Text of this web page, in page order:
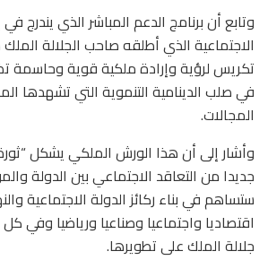
وتابع أن برنامج الدعم المباشر الذي يندرج
الاجتماعية الذي أطلقه صاحب الجلالة
تكريس لرؤية وإرادة ملكية قوية وحاسمة
في صلب الدينامية التنموية التي تشهدها
المجالات.
وأشار إلى أن هذا الورش الملكي يشكل
جديدا من التعاقد الاجتماعي بين الدولة
ستساهم في بناء ركائز الدولة الاجتماعية
اقتصاديا واجتماعيا وصناعيا ورياضيا وفي
جلالة الملك على تطويرها.